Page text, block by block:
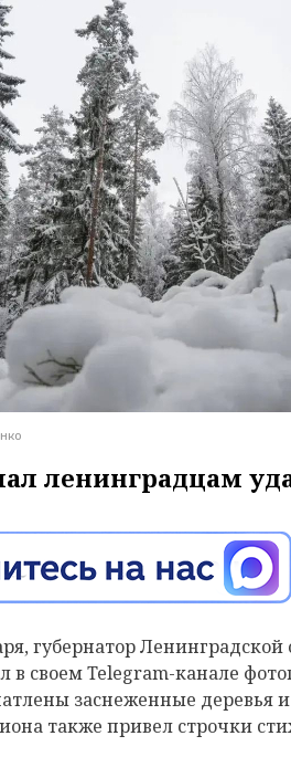
ленинградцам
губернатор Ленинградской
в своемTelegram-канале
лены заснеженные деревья
также привел строчки